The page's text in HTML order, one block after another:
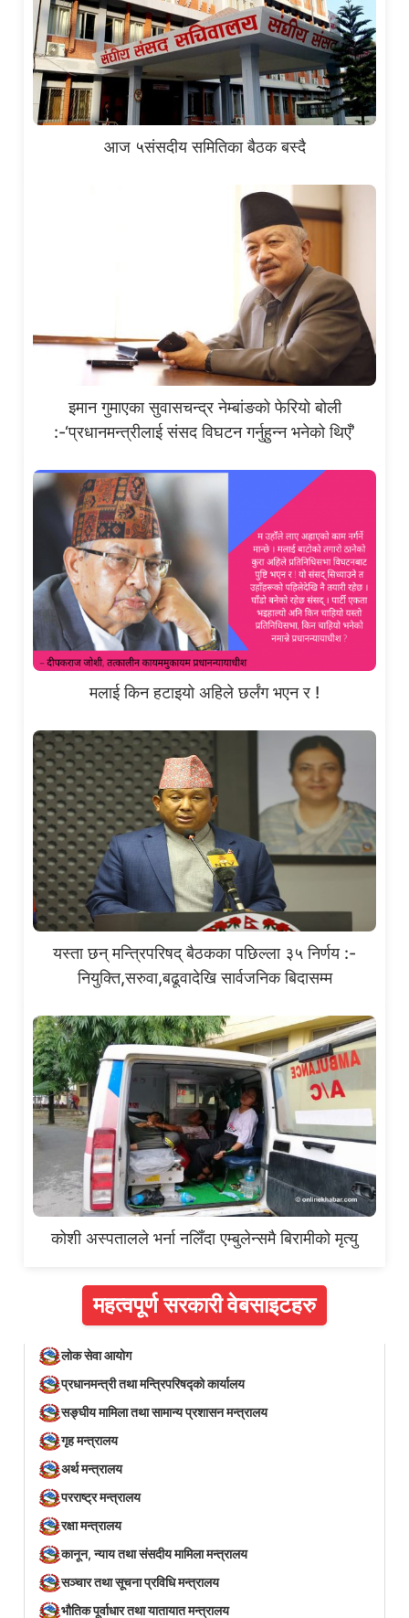
आज ५संसदीय समितिका बैठक बस्दै
इमान गुमाएका सुवासचन्द्र नेम्बांङको फेरियो बोली
:-‘प्रधानमन्त्रीलाई संसद विघटन गर्नुहुन्न भनेको थिएँ’
मलाई किन हटाइयो अहिले छर्लंग भएन र !
यस्ता छन् मन्त्रिपरिषद् बैठकका पछिल्ला ३५ निर्णय :-
नियुक्ति,सरुवा,बढूवादेखि सार्वजनिक बिदासम्म
कोशी अस्पतालले भर्ना नलिँदा एम्बुलेन्समै बिरामीको मृत्यु
महत्वपूर्ण सरकारी वेबसाइटहरु
लोक सेवा आयोग
प्रधानमन्त्री तथा मन्त्रिपरिषद्को कार्यालय
सङ्घीय मामिला तथा सामान्य प्रशासन मन्त्रालय
गृह मन्त्रालय
अर्थ मन्त्रालय
परराष्ट्र मन्त्रालय
रक्षा मन्त्रालय
कानून, न्याय तथा संसदीय मामिला मन्त्रालय
सञ्‍चार तथा सूचना प्रविधि मन्त्रालय
भौतिक पूर्वाधार तथा यातायात मन्त्रालय